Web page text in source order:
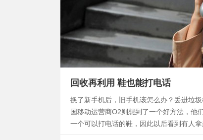
回收再利用 鞋也能打电话
换了新手机后，旧手机该怎么办？丢进垃
国移动运营商O2则想到了一个好方法，他
一个可以打电话的鞋，因此以后看到有人